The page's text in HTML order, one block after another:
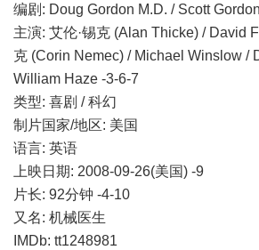
编剧: Doug Gordon M.D. / Scott
主演: 艾伦·锡克 (Alan Thicke) / David
克 (Corin Nemec) / Michael Winslow /
William Haze -3-6-7
类型: 喜剧 / 科幻
制片国家/地区: 美国
语言: 英语
上映日期: 2008-09-26(美国) -9
片长: 92分钟 -4-10
又名: 机械医生
IMDb: tt1248981